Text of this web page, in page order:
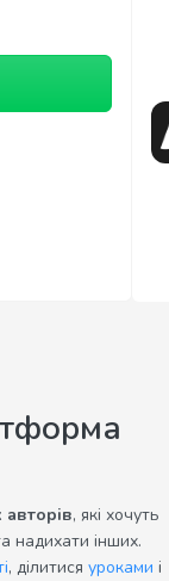
авторів, які хочуть
надихати інших.
, ділитися уроками і